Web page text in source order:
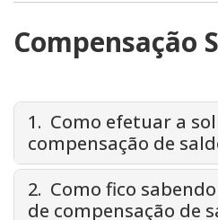
Compensação
1. Como efetuar a
compensação de
2. Como fico
de compensação de